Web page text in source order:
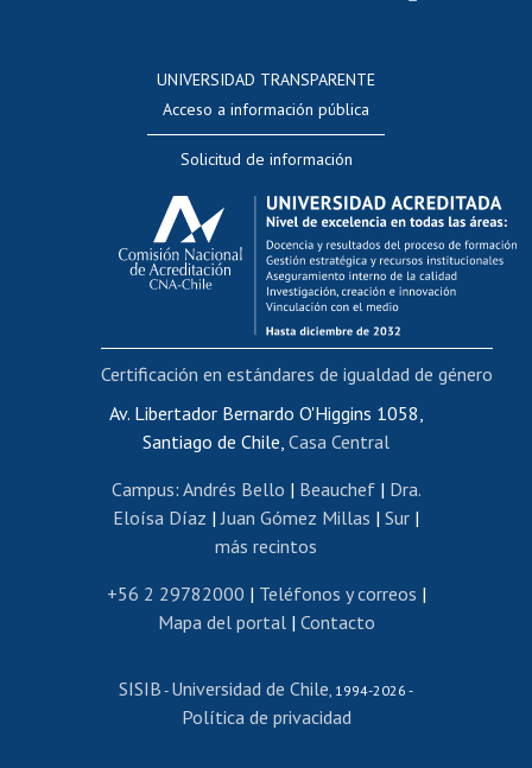
Evaluación docente
Calificación académica
Postulación al AUCAI
Funcionarias/os
Cursos internos de capacitación
Bienestar del personal
Portal de movilidad interna
Certificado de renta
Certificado de renta honorarios
Editar páginas blancas
Extranjeras/os
Revalidación y reconocimiento de títulos
Postulación al Programa de Movilidad Estudiantil
Cursos de español
UNIVERSIDAD TRANSPARENTE
Acceso a información pública
Solicitud de información
Av. Libertador Bernardo O'Higgins 1058,
Santiago de Chile, Casa Central
Campus: Andrés Bello | Beauchef| Dra.
Eloísa Díaz |Juan Gómez Millas | Sur |
más recintos
+56 2 29782000 | Teléfonos y correos |
Mapa del portal| Contacto
SISIB - Universidad de Chile, 1994-2026 -
Política de privacidad
Certificación en estándares de igualdad de género